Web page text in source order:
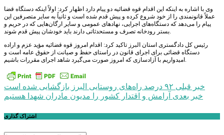
وی با اشاره به اینکه این اقدام قوه قضائیه دو پیام دارد اظهار کرد: اولاً اینکه دستگاه قضا
عملاً قانونمندی را از خود شروع کرده و پیش قدم شده است و ثانیاً به سایر متصرفین این
پیام را می‌دهد که دستگاه‌های اجرایی، نهادهای عمومی و سایر ارگان‌هایی که در حریم و
بستر رودخانه تصرف و مستحدثاتی دارند باید خودشان پیش قدم شوند.
رئیس کل دادگستری استان البرز تاکید کرد: اقدام امروز قوه قضائیه مؤید عزم و اراده
دستگاه قضائی برای اجرای قانون در راستای حفظ و صیانت از حقوق عامه است و
امیدواریم با آزادسازی که امروز صورت می‌گیرد شاهد اجرای مقررات باشیم.
راهبری
نوشته
خبر قبلی ۹۲ درصد راه‌های روستایی البرز بازگشایی شده است
خبر بعدی آرامش و اقتدار کشور را مدیون مادران شهدا هستیم
اشتراک گذاری